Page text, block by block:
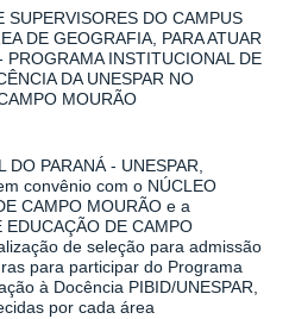
SUPERVISORES DO CAMPUS
DE GEOGRAFIA, PARA ATUAR
INSTITUCIONAL DE
DA UNESPAR NO
MOURÃO
DO PARANÁ - UNESPAR,
convênio com o NÚCLEO
CAMPO MOURÃO e a
EDUCAÇÃO DE CAMPO
de seleção para admissão
para participar do Programa
à Docência PIBID/UNESPAR,
por cada área